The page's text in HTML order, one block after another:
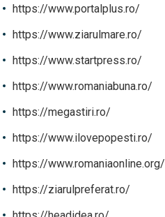
https://www.portalplus.ro/
https://www.ziarulmare.ro/
https://www.startpress.ro/
https://www.romaniabuna.ro/
https://megastiri.ro/
https://www.ilovepopesti.ro/
https://www.romaniaonline.org/
https://ziarulpreferat.ro/